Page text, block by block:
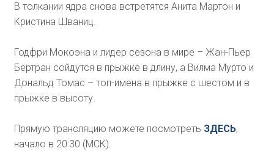
В толкании ядра снова встретятся Анита Мартон и
Кристина Шваниц.
Годфри Мокоэна и лидер сезона в мире – Жан-Пьер
Бертран сойдутся в прыжке в длину, а Вилма Мурто и
Дональд Томас – топ-имена в прыжке с шестом и в
прыжке в высоту.
Прямую трансляцию можете посмотреть ЗДЕСЬ,
начало в 20:30 (МСК).